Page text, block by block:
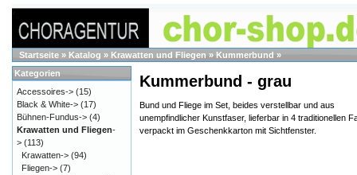
Startseite » Katalog » Krawatten und Fliegen » Kummerbund »
Kummerbund - grau
Bund und Fliege im Set, beides verstellbar und aus
unempfindlicher Kunstfaser, lieferbar in 4 traditionellen
verpackt im Geschenkkarton mit Sichtfenster.
Kategorien
Accessoires-> (15)
Black & White-> (17)
Bühnen-Fundus-> (4)
Krawatten und Fliegen-
> (113)
Krawatten-> (94)
Fliegen-> (7)